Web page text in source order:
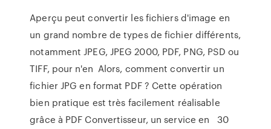
Aperçu peut convertir les fichiers d'image en
un grand nombre de types de fichier différents,
notamment JPEG, JPEG 2000, PDF, PNG, PSD ou
TIFF, pour n'en Alors, comment convertir un
fichier JPG en format PDF ? Cette opération
bien pratique est très facilement réalisable
grâce à PDF Convertisseur, un service en 30